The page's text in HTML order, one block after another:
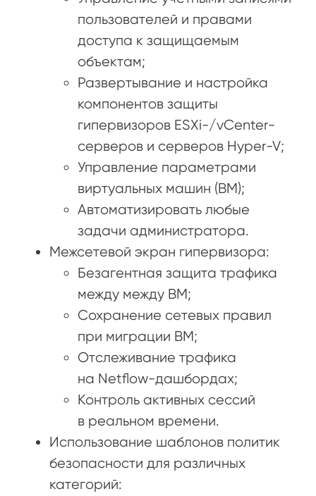
пользователей и правами
доступа к защищаемым
объектам;
Развертывание и настройка
компонентов защиты
гипервизоров ESXi-/vCenter-
серверов и серверов Hyper-V;
Управление параметрами
виртуальных машин (ВМ);
Автоматизировать любые
задачи администратора.
Межсетевой экран гипервизора:
Безагентная защита трафика
между между ВМ;
Сохранение сетевых правил
при миграции ВМ;
Отслеживание трафика
на Netflow-дашбордах;
Контроль активных сессий
в реальном времени.
Использование шаблонов политик
безопасности для различных
категорий: